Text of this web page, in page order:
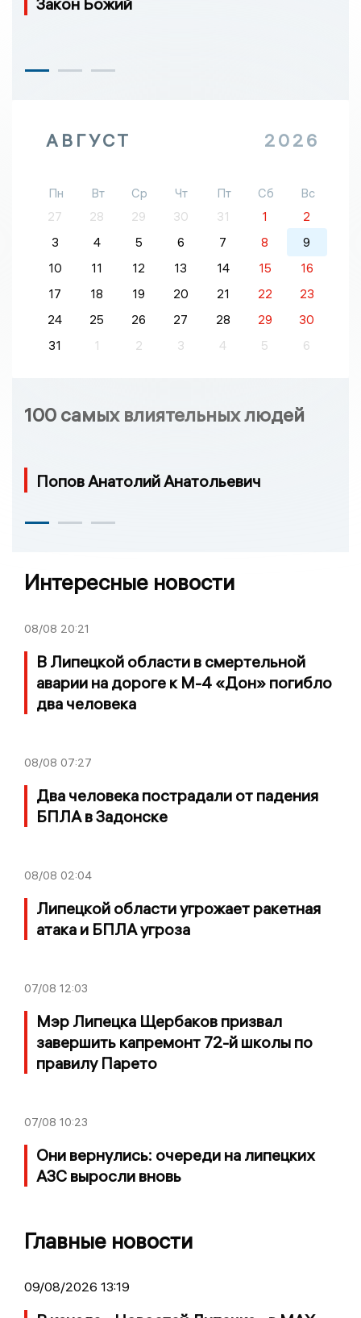
АВГУСТ 2026
Пн Вт Ср Чт Пт Сб
Вс
27
28 29 30 31 1
2
3
4 5 6 7 8
9
10
11 12 13 14 15
16
17
18 19 20 21 22
23
24
25 26 27 28 29
30
31
1 2 3 4 5 6
100 самых влиятельных людей
Попов Анатолий Анатольевич
Интересные новости
08/08 20:21
В Липецкой области в смертельной
аварии на дороге к М-4 «Дон» погибло
два человека
08/08 07:27
Два человека пострадали от падения
БПЛА в Задонске
08/08 02:04
Липецкой области угрожает ракетная
атака и БПЛА угроза
07/08 12:03
Мэр Липецка Щербаков призвал
завершить капремонт 72-й школы по
правилу Парето
07/08 10:23
Они вернулись: очереди на липецких
АЗС выросли вновь
Главные новости
09/08/2026 13:19